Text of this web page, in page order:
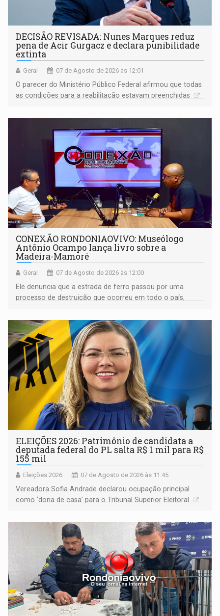
DECISÃO REVISADA: Nunes Marques reduz
pena de Acir Gurgacz e declara punibilidade
extinta
Geral 07 de Agosto de 2026 às 12:01
O parecer do Ministério Público Federal afirmou que todas
as condições para a reabilitação estavam preenchidas
CONEXÃO RONDONIAOVIVO: Museólogo
Antônio Ocampo lança livro sobre a
Madeira-Mamoré
Geral 07 de Agosto de 2026 às 12:00
Ele denuncia que a estrada de ferro passou por uma
processo de destruição que ocorreu em todo o país,
ELEIÇÕES 2026: Patrimônio de candidata a
deputada federal do PL salta R$ 1 mil para R$
155 mil
Eleições 2026 07 de Agosto de 2026 às 11:45
Vereadora Sofia Andrade declarou ocupação principal
como ‘dona de casa’ para o Tribunal Superior Eleitoral